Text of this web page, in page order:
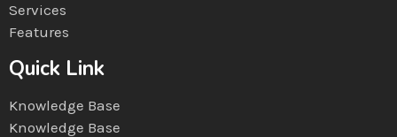
Services
Features
Quick Link
Knowledge Base
Knowledge Base